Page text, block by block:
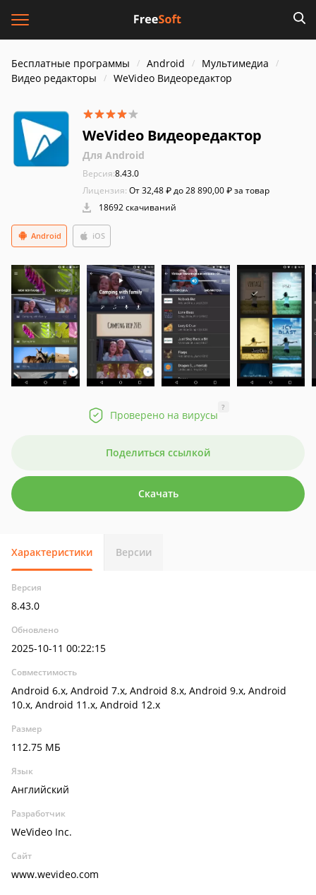
Бесплатные программы Android
Мультимедиа
Видео редакторы
WeVideo Видеоредактор
WeVideo Видеоредактор
Для Android
Версия:8.43.0
Лицензия: От 32,48 ₽ до 28 890,00 ₽ за товар
18692 скачиваний
Android iOS
Проверено на вирусы
?
Поделиться ссылкой
Скачать
Характеристики Версии
Версия
8.43.0
Обновлено
2025-10-11 00:22:15
Совместимость
Android 6.x, Android 7.x, Android 8.x, Android 9.x, Android
10.x, Android 11.x, Android 12.x
Размер
112.75 МБ
Язык
Английский
Разработчик
WeVideo Inc.
Сайт
www.wevideo.com